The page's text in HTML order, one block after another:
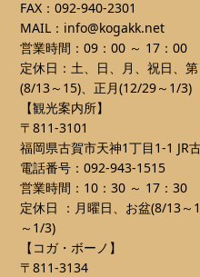
FAX：092-940-2301
MAIL：info@kogakk.net
営業時間：09：00 ～ 17：00
定休日：土、日、月、祝日、
(8/13～15)、正月(12/29～1/3)
【観光案内所】
〒811-3101
福岡県古賀市天神1丁目1-1 JR
電話番号：092-943-1515
営業時間：10：30 ～ 17：30
定休日 ：月曜日、お盆(8/13～
～1/3)
【コガ・ボーノ】
〒811-3134